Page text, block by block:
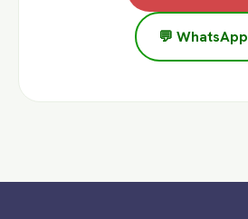
💬 WhatsApp